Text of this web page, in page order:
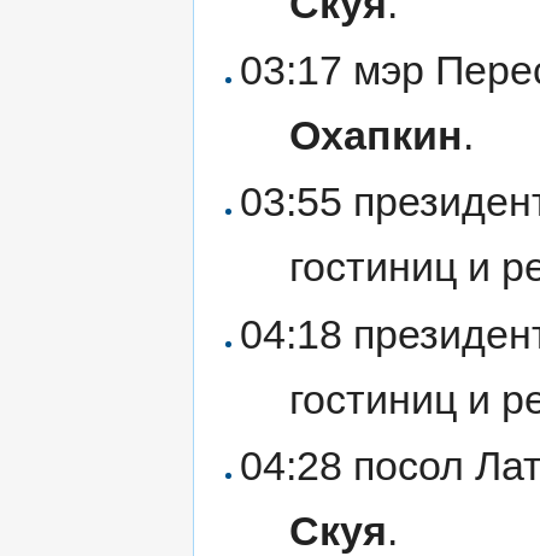
03:17 мэр
Охапкин.
03:55
гостиниц и
04:18
гостиниц и
04:28 посол
Скуя.